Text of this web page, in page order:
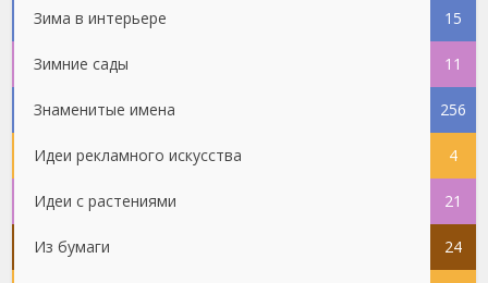
Зима в интерьере 15
Зимние сады 11
Знаменитые имена 256
Идеи рекламного искусства 4
Идеи с растениями 21
Из бумаги 24